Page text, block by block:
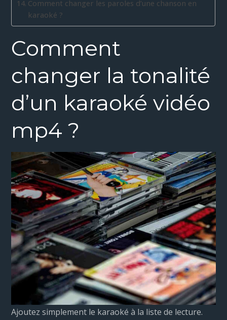
Comment changer les paroles d’une chanson en
karaoké ?
Comment
changer la tonalité
d’un karaoké vidéo
mp4 ?
Ajoutez simplement le karaoké à la liste de lecture.